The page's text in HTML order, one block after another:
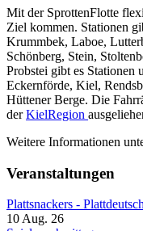
Mit der SprottenFlotte
Ziel kommen. Stationen
Krummbek, Laboe,
Schönberg, Stein,
Probstei gibt es Stationen
Eckernförde, Kiel,
Hüttener Berge. Die
derKielRegion
Weitere Informationen
Veranstaltungen
Plattsnackers -
10 Aug. 26